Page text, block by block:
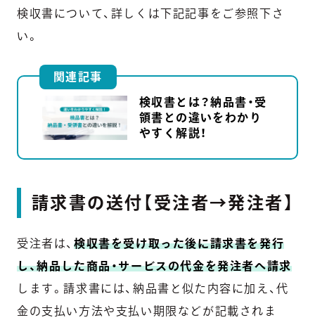
検収書について、詳しくは下記記事をご参照下さ
い。
関連記事
検収書とは？納品書・受
領書との違いをわかり
やすく解説！
請求書の送付【受注者→発注者】
受注者は、 検収書を受け取った後に請求書を発行
し、納品した商品・サービスの代金を発注者へ請求
します。請求書には、納品書と似た内容に加え、代
金の支払い方法や支払い期限などが記載されま